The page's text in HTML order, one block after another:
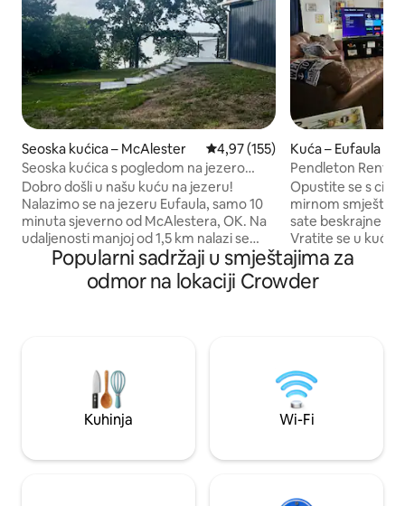
Seoska kućica – McAlester Prosječna ocjena: 4,97/5,
4,97 (155)
Seoska kućica s pogledom na jezero
Eufaula!
Dobro došli u našu kuću na jezeru!
Nalazimo se na jezeru Eufaula, samo 10
minuta sjeverno od McAlestera, OK. Na
udaljenosti manjoj od 1,5 km nalazi se
rampa za spuštanje brodova na vodu.
Uživajte u pogledu na jezero sa
zatvorenog trijema, ljuljačke na trijemu u
krevet (160x200). Soba 2 ima mogućnost
2 XL dvokrevetna ležaja koji se mogu
pretvoriti u veliki bračni krevet ako
želite. Također, sofa na razvlačenje za
Kuća – Eufaula
Pendleton Rentals
Opustite se s
mirnom
sate beskrajne
Vratite se u kuću
Igrajte se i sjedite
hot dogove i
želite kuhati,
pristojnosti! Dvije
vašeg broda.
nisu dozvoljeni.
Popularni sadržaji u smještajima za
odmor na lokaciji Crowder
Kuhinja Wi-Fi